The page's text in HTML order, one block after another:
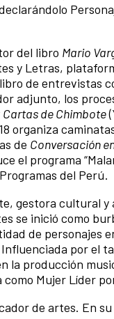
del libro Mario
y Letras,
de entrevistas
adjunto, los
Cartas de Chimbote
organiza
de Conversación
el programa
del Perú.
gestora cultural y
se inició como
de personajes
por el
la producción
Mujer Líder
de artes. En